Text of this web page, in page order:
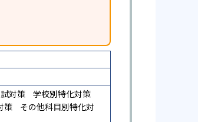
対策
学校別特化対策
策
その他科目別特化対